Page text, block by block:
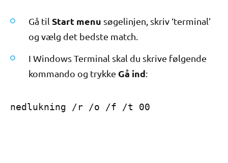
Gå til Start menu søgelinjen, skriv ‘terminal’
og vælg det bedste match.
I Windows Terminal skal du skrive følgende
kommando og trykke Gå ind:
nedlukning /r /o /f /t 00